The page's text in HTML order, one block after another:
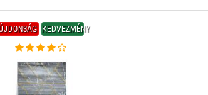
KEDVEZMÉNY